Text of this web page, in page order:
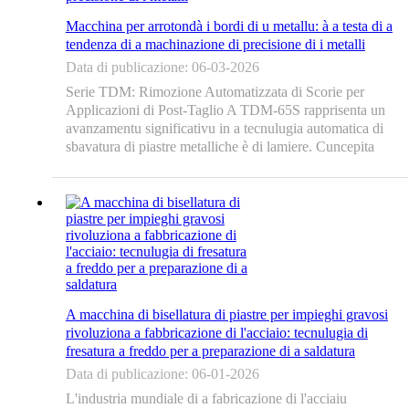
Macchina per arrotondà i bordi di u metallu: à a testa di a
tendenza di a machinazione di precisione di i metalli
Data di publicazione: 06-03-2026
Serie TDM: Rimozione Automatizzata di Scorie per
Applicazioni di Post-Taglio A TDM-65S rapprisenta un
avanzamentu significativu in a tecnulugia automatica di
sbavatura di piastre metalliche è di lamiere. Cuncepita
à gas, ...
A macchina di bisellatura di piastre per impieghi gravosi
rivoluziona a fabbricazione di l'acciaio: tecnulugia di
fresatura a freddo per a preparazione di a saldatura
Data di publicazione: 06-01-2026
L'industria mundiale di a fabricazione di l'acciaiu